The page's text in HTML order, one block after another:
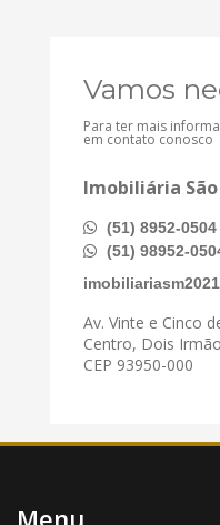
Vamos
Para ter mais
em contato conosco
Imobiliária
(51) 8952-0504
(51) 98952-
Av. Vinte e Cinco
Centro, Dois
CEP 93950-000
Menu